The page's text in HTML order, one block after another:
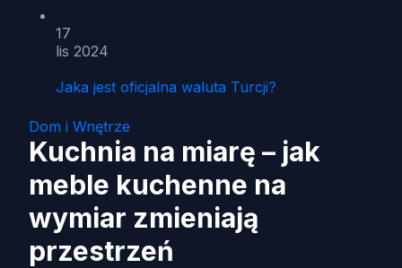
17
lis 2024
Jaka jest oficjalna waluta Turcji?
Dom i Wnętrze
Kuchnia na miarę – jak
meble kuchenne na
wymiar zmieniają
przestrzeń